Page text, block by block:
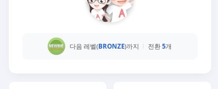
다음 레벨(BRONZE)까지 전환5개